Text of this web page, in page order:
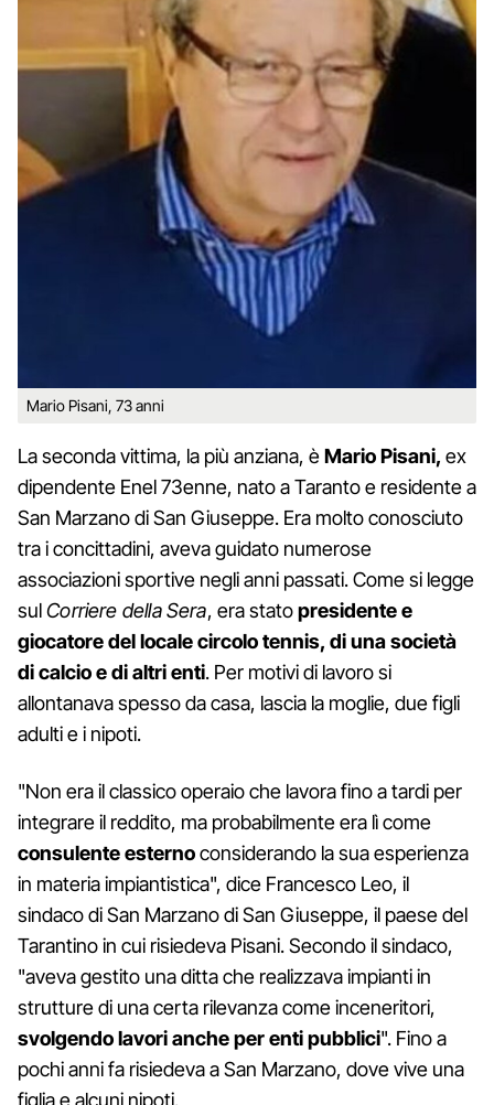
Mario Pisani, 73 anni
La seconda vittima, la più anziana, èMario Pisani, ex
dipendente Enel 73enne, nato a Taranto e residente a
San Marzano di San Giuseppe. Era molto conosciuto
tra i concittadini, aveva guidato numerose
associazioni sportive negli anni passati. Come si legge
sulCorriere della Sera, era statopresidente e
giocatore del locale circolo tennis, di una società
di calcio e di altri enti. Per motivi di lavoro si
allontanava spesso da casa, lascia la moglie, due figli
adulti e i nipoti.
"Non era il classico operaio che lavora fino a tardi per
integrare il reddito, ma probabilmente era lì come
consulenteesternoconsiderando la sua esperienza
in materia impiantistica", dice Francesco Leo, il
sindaco di San Marzano di San Giuseppe, il paese del
Tarantino in cui risiedeva Pisani. Secondo il sindaco,
"aveva gestito una ditta che realizzava impianti in
strutture di una certa rilevanza come inceneritori,
svolgendo lavori anche per enti pubblici". Fino a
pochi anni fa risiedeva a San Marzano, dove vive una
figlia e alcuni nipoti.